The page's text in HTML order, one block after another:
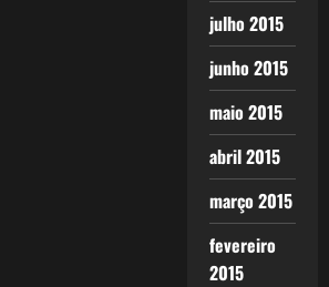
julho 2015
junho 2015
maio 2015
abril 2015
março 2015
fevereiro
2015